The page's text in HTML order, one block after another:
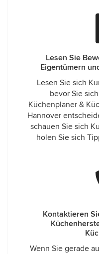
Lesen Sie
Eigentümern
Lesen Sie sich
bevor Sie
Küchenplaner &
Hannover
schauen Sie sich
holen Sie sich
Kontaktieren
Wenn Sie gerade